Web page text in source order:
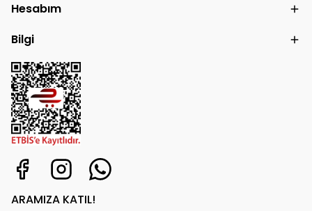
Hesabım
Bilgi
ARAMIZA KATIL!